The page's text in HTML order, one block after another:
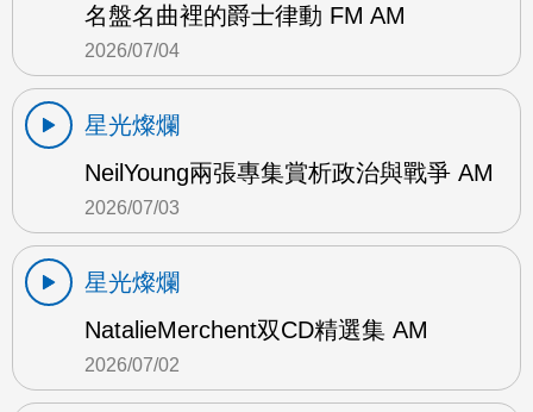
名盤名曲裡的爵士律動 FM AM
2026/07/04
星光燦爛
NeilYoung兩張專集賞析政治與戰爭 AM
2026/07/03
星光燦爛
NatalieMerchent双CD精選集 AM
2026/07/02